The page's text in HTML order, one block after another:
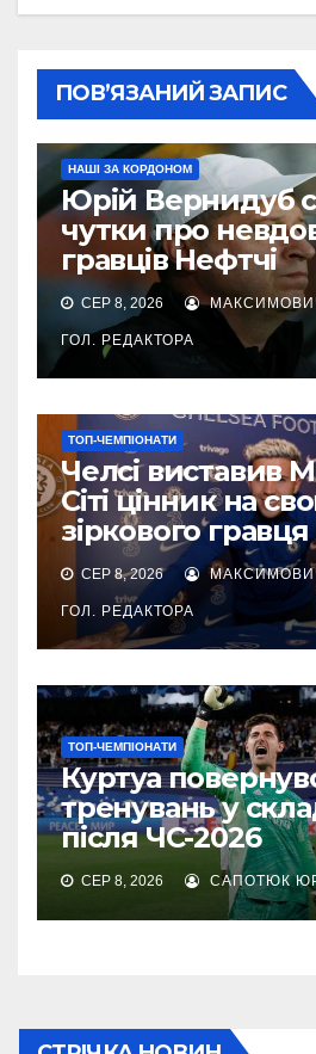
ПОВ’ЯЗАНИЙ ЗАПИС
НАШІ ЗА КОРДОНОМ
Юрій Вернидуб
чутки про
гравців Нефтчі
СЕР 8, 2026
ГОЛ. РЕДАКТОРА
ТОП-ЧЕМПІОНАТИ
Челсі виставив
Сіті цінник на
зіркового гравця
СЕР 8, 2026
ГОЛ. РЕДАКТОРА
ТОП-ЧЕМПІОНАТИ
Куртуа
тренувань у
після ЧС-2026
СЕР 8, 2026 САПОТЮК